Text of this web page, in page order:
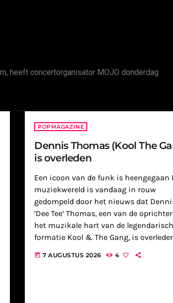
heeft concertorganisator MOJO donderdag
POPMAGAZINE
Dennis Thomas (Kool The Gang)
is overleden
Een icoon van de funk is heengegaan
muziekwereld is vandaag in rouw
gedompeld door het nieuws dat
‘Dee Tee’ Thomas, een van de
het muzikale hart van de
formatie Kool & The Gang, is
ceremoniemeester van de band, […]
today 7 AUGUSTUS 2026 4